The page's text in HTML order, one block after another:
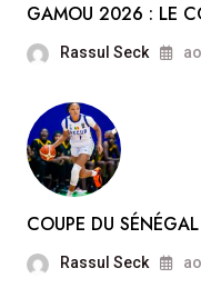
GAMOU 2026 : LE
Rassul Seck
COUPE DU
Rassul Seck